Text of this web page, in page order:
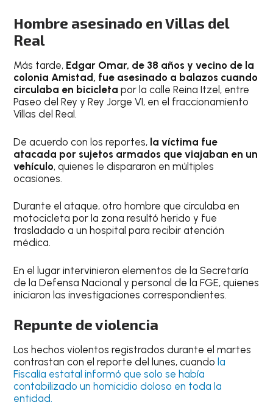
Hombre asesinado en Villas del
Real
Más tarde, Edgar Omar, de 38 años y vecino de la
colonia Amistad, fue asesinado a balazos cuando
circulaba en bicicletapor la calle Reina Itzel, entre
Paseo del Rey y Rey Jorge VI, en el fraccionamiento
Villas del Real.
De acuerdo con los reportes, la víctima fue
atacada por sujetos armados que viajaban en un
vehículo, quienes le dispararon en múltiples
ocasiones.
Durante el ataque, otro hombre que circulaba en
motocicleta por la zona resultó herido y fue
trasladado a un hospital para recibir atención
médica.
En el lugar intervinieron elementos de la Secretaría
de la Defensa Nacional y personal de la FGE, quienes
iniciaron las investigaciones correspondientes.
Repunte de violencia
Los hechos violentos registrados durante el martes
contrastan con el reporte del lunes, cuando la
Fiscalía estatal informó que solo se había
contabilizado un homicidio doloso en toda la
entidad.